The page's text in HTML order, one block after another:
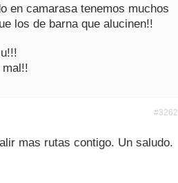
en camarasa tenemos muchos
los de barna que alucinen!!
#3262
mas rutas contigo. Un saludo.